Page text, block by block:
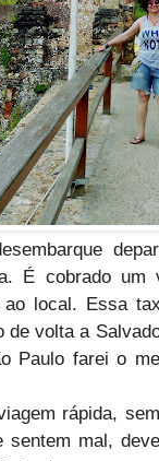
É cobrado
local. Essa
de volta a
Paulo farei o
rápida,
mal,